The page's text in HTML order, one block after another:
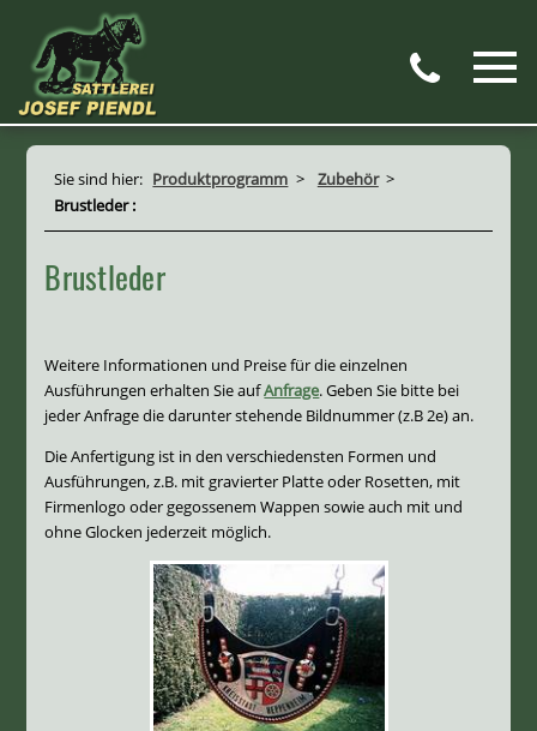
Sie sind hier: Produktprogramm > Zubehör >
Brustleder :
Brustleder
Weitere Informationen und Preise für die einzelnen
Ausführungen erhalten Sie aufAnfrage. Geben Sie bitte bei
jeder Anfrage die darunter stehende Bildnummer (z.B 2e) an.
Die Anfertigung ist in den verschiedensten Formen und
Ausführungen, z.B. mit gravierter Platte oder Rosetten, mit
Firmenlogo oder gegossenem Wappen sowie auch mit und
ohne Glocken jederzeit möglich.